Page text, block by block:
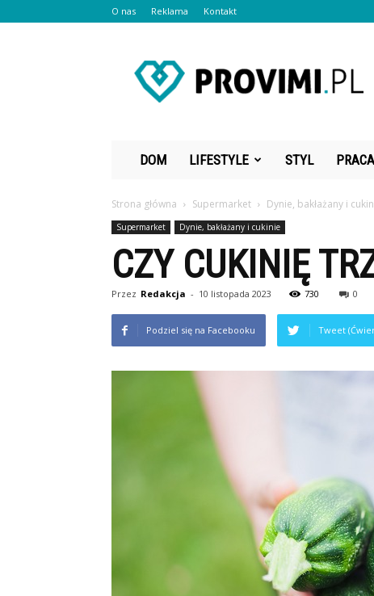
O nas Reklama Kontakt
DOM LIFESTYLE STYL PRACA
Strona główna Supermarket Dynie, bakłażany i
Supermarket Dynie, bakłażany i cukinie
CZY CUKINIĘ
Przez Redakcja - 10 listopada 2023 730 0
Podziel się na Facebooku Tweet